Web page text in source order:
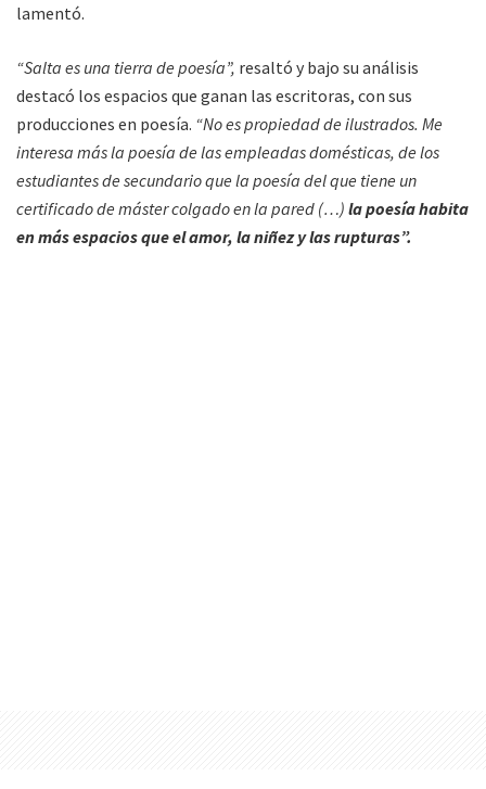
lamentó.
“Salta es una tierra de poesía”, resaltó y bajo su análisis
destacó los espacios que ganan las escritoras, con sus
producciones en poesía. “No es propiedad de ilustrados. Me
interesa más la poesía de las empleadas domésticas, de los
estudiantes de secundario que la poesía del que tiene un
certificado de máster colgado en la pared (…) la poesía habita
en más espacios que el amor, la niñez y las rupturas”.